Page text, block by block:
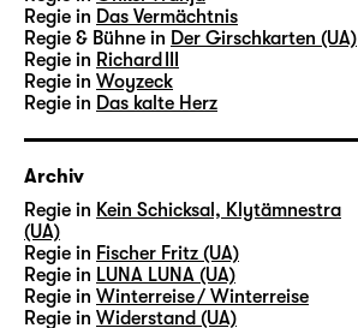
Regie in Das Vermächtnis
Regie & Bühne in Der Girschkarten (UA)
Regie in Richard III
Regie in Woyzeck
Regie in Das kalte Herz
Archiv
Regie in Kein Schicksal, Klytämnestra
(UA)
Regie in Fischer Fritz (UA)
Regie in LUNA LUNA (UA)
Regie in Winterreise / Winterreise
Regie in Widerstand (UA)